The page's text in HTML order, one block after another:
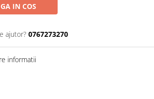
IN COS
ajutor? 0767273270
informatii